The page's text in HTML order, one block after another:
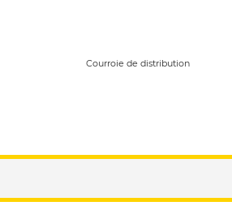
Courroie de distribution